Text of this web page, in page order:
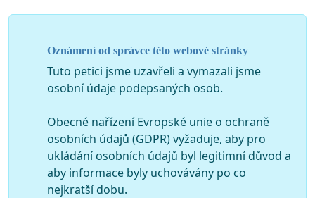
Oznámení od správce této webové stránky
Tuto petici jsme uzavřeli a vymazali jsme
osobní údaje podepsaných osob.
Obecné nařízení Evropské unie o ochraně
osobních údajů (GDPR) vyžaduje, aby pro
ukládání osobních údajů byl legitimní důvod a
aby informace byly uchovávány po co
nejkratší dobu.